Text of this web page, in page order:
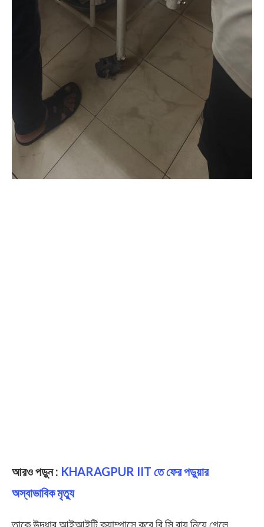
আরও পড়ুন : KHARAGPUR IIT তে ফের পড়ুয়ার
অস্বাভাবিক মৃত্যু